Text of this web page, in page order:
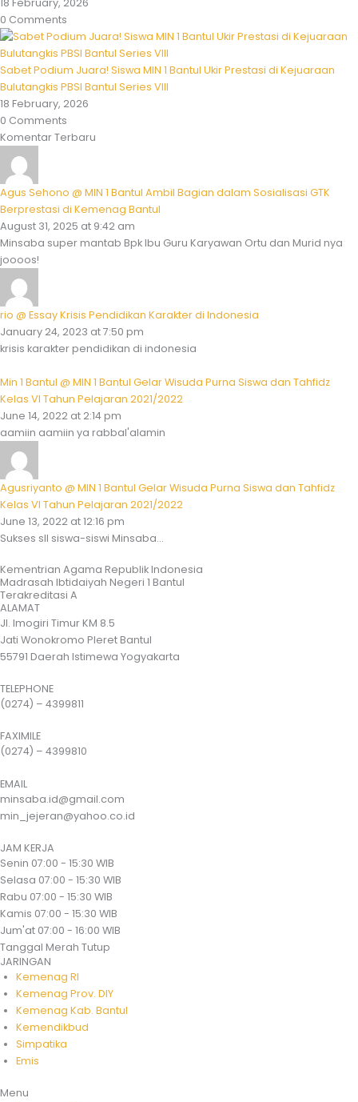
0 Comments
Sabet Podium Juara! Siswa MIN 1 Bantul Ukir Prestasi di Kejuaraan
Bulutangkis PBSI Bantul Series VIII
18 February, 2026
0 Comments
Komentar Terbaru
Agus Sehono @ MIN 1 Bantul Ambil Bagian dalam Sosialisasi GTK
Berprestasi di Kemenag Bantul
August 31, 2025 at 9:42 am
Minsaba super mantab Bpk Ibu Guru Karyawan Ortu dan Murid nya
joooos!
rio @ Essay Krisis Pendidikan Karakter di Indonesia
January 24, 2023 at 7:50 pm
krisis karakter pendidikan di indonesia
Min 1 Bantul @ MIN 1 Bantul Gelar Wisuda Purna Siswa dan Tahfidz
Kelas VI Tahun Pelajaran 2021/2022
June 14, 2022 at 2:14 pm
aamiin aamiin ya rabbal'alamin
Agusriyanto @ MIN 1 Bantul Gelar Wisuda Purna Siswa dan Tahfidz
Kelas VI Tahun Pelajaran 2021/2022
June 13, 2022 at 12:16 pm
Sukses sll siswa-siswi Minsaba...
Kementrian Agama Republik Indonesia
Madrasah Ibtidaiyah Negeri 1 Bantul
Terakreditasi A
ALAMAT
Jl. Imogiri Timur KM 8.5
Jati Wonokromo Pleret Bantul
55791 Daerah Istimewa Yogyakarta
TELEPHONE
(0274) – 4399811
FAXIMILE
(0274) – 4399810
EMAIL
minsaba.id@gmail.com
min_jejeran@yahoo.co.id
JAM KERJA
Senin 07:00 - 15:30 WIB
Selasa 07:00 - 15:30 WIB
Rabu 07:00 - 15:30 WIB
Kamis 07:00 - 15:30 WIB
Jum'at 07:00 - 16:00 WIB
Tanggal Merah Tutup
JARINGAN
Kemenag RI
Kemenag Prov. DIY
Kemenag Kab. Bantul
Kemendikbud
Simpatika
Emis
Menu